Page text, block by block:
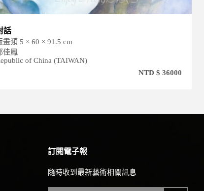
[翁氏山水] - 內省之界
版畫類 144 × 88 cm
翁梁源
Republic of China (TAIWAN)
NTD $ 98000
訂閱電子報
隨時收到最新藝術相關訊息